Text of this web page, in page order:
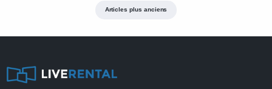
Articles plus anciens